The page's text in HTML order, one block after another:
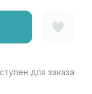
для заказа